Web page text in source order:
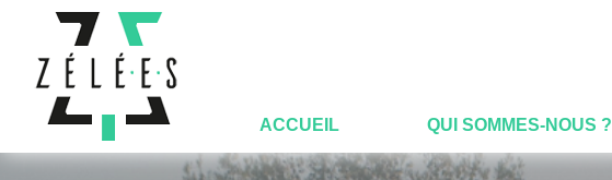
ACCUEIL QUI SOMMES-NOUS ?